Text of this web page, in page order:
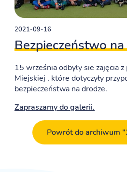
2021-09-16
Bezpieczeństwo
15 września odbyły sie zajęcia
Miejskiej , które dotyczyły
bezpieczeństwa na drodze.
Zapraszamy do galerii.
Powrót do archiwum